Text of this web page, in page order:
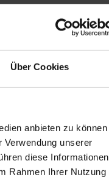
Über Cookies
anbieten zu können
unserer
diese Informationen
Rahmen Ihrer Nutzung